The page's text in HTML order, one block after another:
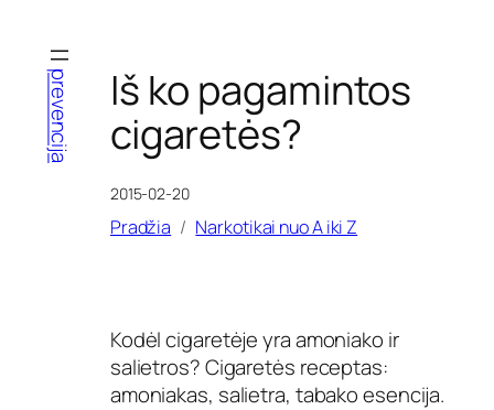
turinio
prevencija
Iš ko pagamintos
cigaretės?
2015-02-20
Pradžia Narkotikai nuo A iki Z
Kodėl cigaretėje yra amoniako ir
salietros? Cigaretės receptas:
amoniakas, salietra, tabako esencija.